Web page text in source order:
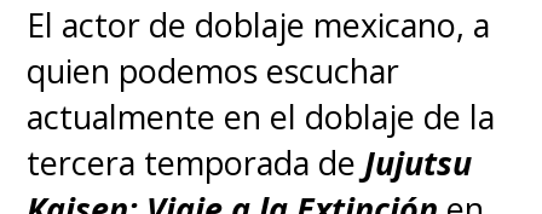
El actor de doblaje mexicano, a
quien podemos escuchar
actualmente en el doblaje de la
tercera temporada de Jujutsu